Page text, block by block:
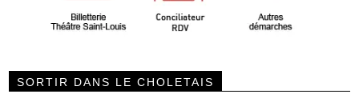
SORTIR DANS LE CHOLETAIS